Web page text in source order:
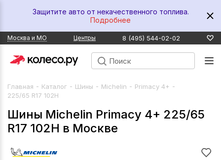
Защитите авто от некачественного топлива.
Подробнее
Москва и МО Центры 8 (495) 544-02-02
Главная - Каталог - Шины - Michelin - Primacy 4+ -
225/65 R17 102H
Шины Michelin Primacy 4+ 225/65
R17 102H в Москве